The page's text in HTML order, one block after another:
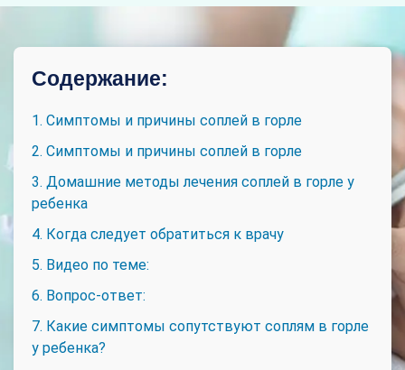
Содержание:
1. Симптомы и причины соплей в горле
2. Симптомы и причины соплей в горле
3. Домашние методы лечения соплей в горле у
ребенка
4. Когда следует обратиться к врачу
5. Видео по теме:
6. Вопрос-ответ:
7. Какие симптомы сопутствуют соплям в горле
у ребенка?